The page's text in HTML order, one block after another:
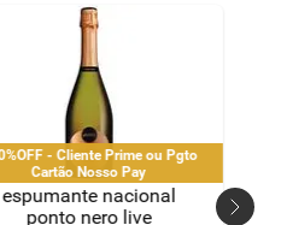
- Cliente Prime ou Pgto
Cartão Nosso Pay
espumante nacional
ponto nero live